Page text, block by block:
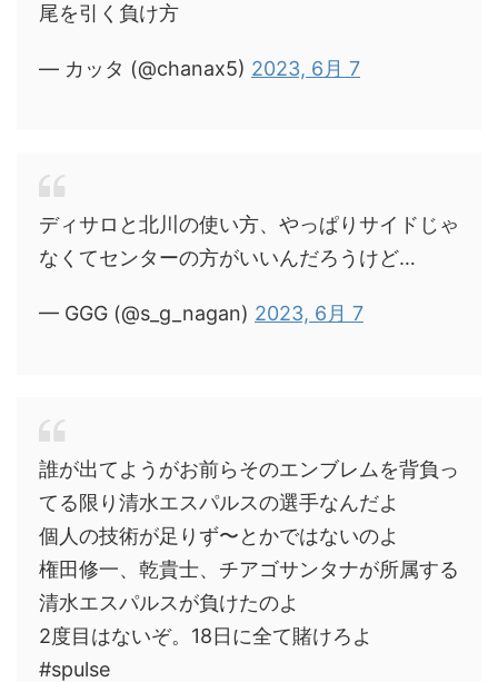
尾を引く負け方
— カッタ (@chanax5) 2023, 6月 7
ディサロと北川の使い方、やっぱりサイドじゃ
なくてセンターの方がいいんだろうけど…
— GGG (@s_g_nagan) 2023, 6月 7
誰が出てようがお前らそのエンブレムを背負っ
てる限り清水エスパルスの選手なんだよ
個人の技術が足りず〜とかではないのよ
権田修一、乾貴士、チアゴサンタナが所属する
清水エスパルスが負けたのよ
2度目はないぞ。18日に全て賭けろよ
#spulse